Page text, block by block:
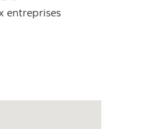
entreprises